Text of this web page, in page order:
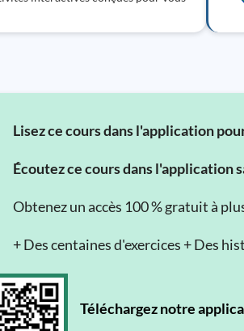
Lisez ce cours dans l'application
Écoutez ce cours dans l'application
Obtenez un accès 100 % gratuit à
+ Des centaines d'exercices + Des
Téléchargez notre